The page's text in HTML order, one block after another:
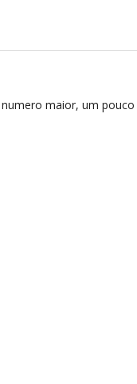
maior, um